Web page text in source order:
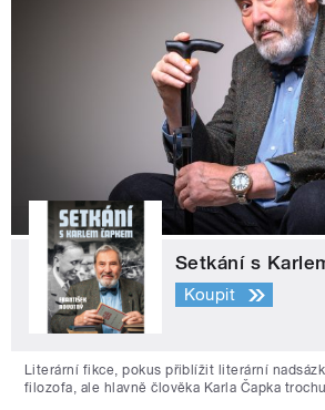
Setkání s
Koupit
Literární fikce, pokus přiblížit literární
filozofa, ale hlavně člověka Karla Čapka